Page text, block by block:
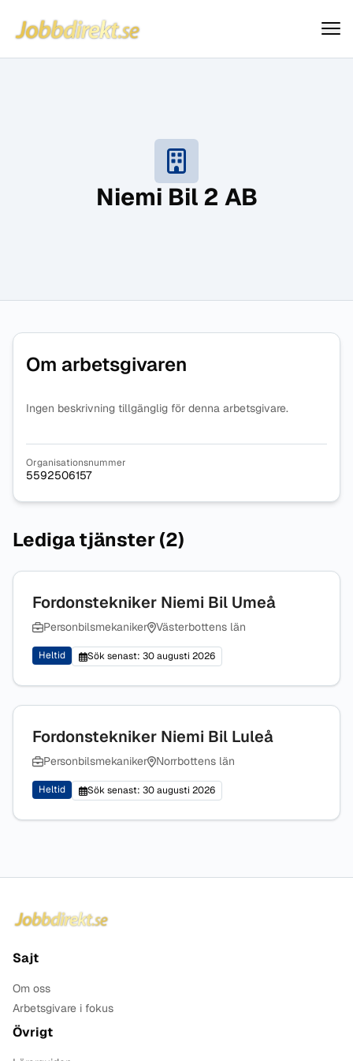
Hoppa till innehåll
Jobbdirekt
Niemi Bil 2 AB
Om arbetsgivaren
Ingen beskrivning tillgänglig för denna arbetsgivare.
Organisationsnummer
5592506157
Lediga tjänster (2)
Fordonstekniker Niemi Bil Umeå
Personbilsmekaniker Västerbottens län
Heltid Sök senast: 30 augusti 2026
Fordonstekniker Niemi Bil Luleå
Personbilsmekaniker Norrbottens län
Heltid Sök senast: 30 augusti 2026
Sajt
Om oss
Arbetsgivare i fokus
Övrigt